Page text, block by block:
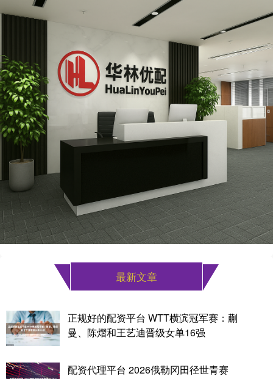
最新文章
正规好的配资平台 WTT横滨冠军赛：蒯
曼、陈熠和王艺迪晋级女单16强
配资代理平台 2026俄勒冈田径世青赛